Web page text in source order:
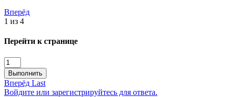
Вперёд
1 из 4
Перейти к странице
Выполнить
Вперёд Last
Войдите или зарегистрируйтесь для ответа.